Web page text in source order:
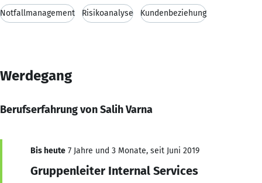
Notfallmanagement Risikoanalyse Kundenbeziehung
Werdegang
Berufserfahrung von Salih Varna
Bis heute 7 Jahre und 3 Monate, seit Juni 2019
Gruppenleiter Internal Services